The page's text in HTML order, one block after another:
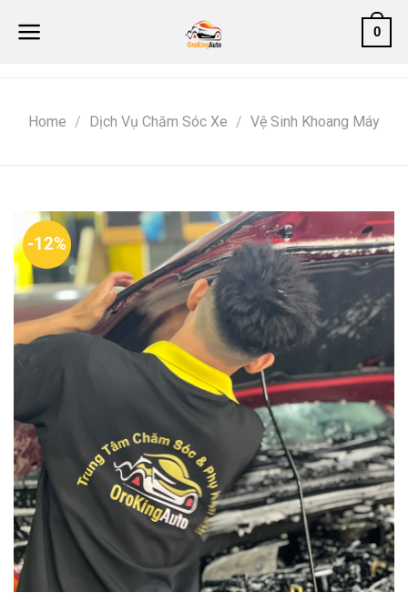
0
Home / Dịch Vụ Chăm Sóc Xe / Vệ Sinh Khoang Máy
-12%